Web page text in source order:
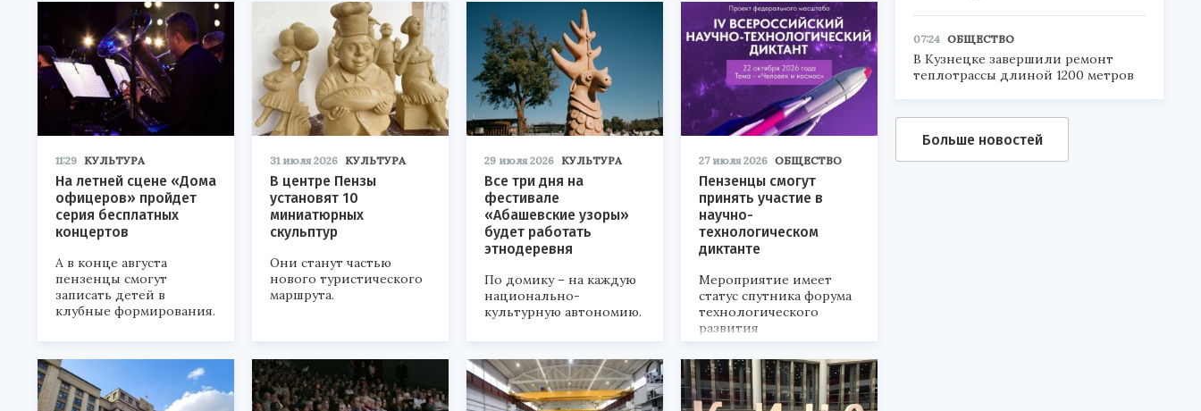
11:29 КУЛЬТУРА
На летней сцене «Дома
офицеров» пройдет
серия бесплатных
концертов
А в конце августа
пензенцы смогут
записать детей в
клубные формирования.
31 июля 2026 КУЛЬТУРА
В центре Пензы
установят 10
миниатюрных
скульптур
Они станут частью
нового туристического
маршрута.
29 июля 2026 КУЛЬТУРА
Все три дня на
фестивале
«Абашевские узоры»
будет работать
этнодеревня
По домику – на каждую
национально-
культурную автономию.
27 июля 2026 ОБЩЕСТВО
Пензенцы смогут
принять участие в
научно-
технологическом
диктанте
Мероприятие имеет
статус спутника форума
технологического
развития
«Технопром-2026».
07:24 ОБЩЕСТВО
В Кузнецке завершили ремонт
теплотрассы длиной 1200 метров
Больше новостей